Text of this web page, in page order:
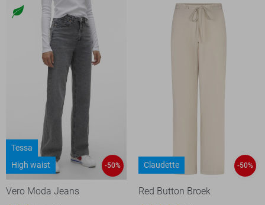
Tessa
High waist
-50%
Vero Moda Jeans
Claudette -50%
Red Button Broek